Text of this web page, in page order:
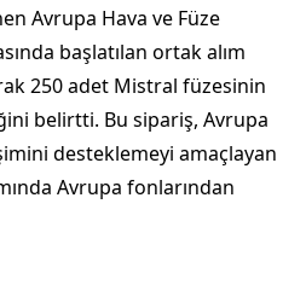
Avrupa Hava ve Füze
başlatılan ortak alım
250 adet Mistral füzesinin
belirtti. Bu sipariş, Avrupa
desteklemeyi amaçlayan
Avrupa fonlarından